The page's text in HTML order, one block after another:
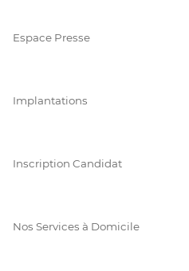
Espace Presse
Implantations
Inscription Candidat
Nos Services à Domicile